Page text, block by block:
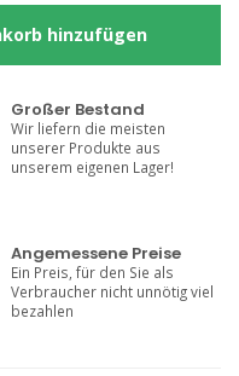
hinzufügen
Großer Bestand
Wir liefern die meisten
unserer Produkte aus
unserem eigenen Lager!
Angemessene Preise
Ein Preis, für den Sie als
Verbraucher nicht unnötig viel
bezahlen